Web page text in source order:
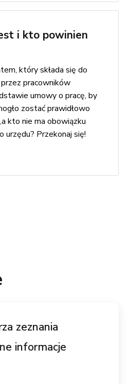
i kto powinien
który składa się do
pracowników
umowy o pracę, by
zostać prawidłowo
kto nie ma obowiązku
urzędu? Przekonaj się!
zeznania
informacje